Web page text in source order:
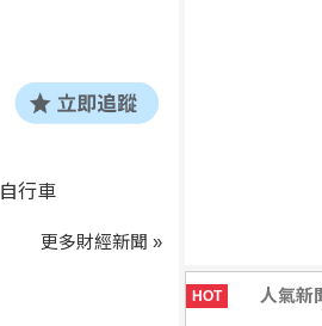
HOT 人氣新
自行車
更多財經新聞 »